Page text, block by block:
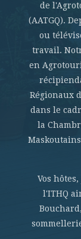
de
(AATGQ).
ou
travail.
en
Régionaux
dans le
la
Vos
l'ITHQ